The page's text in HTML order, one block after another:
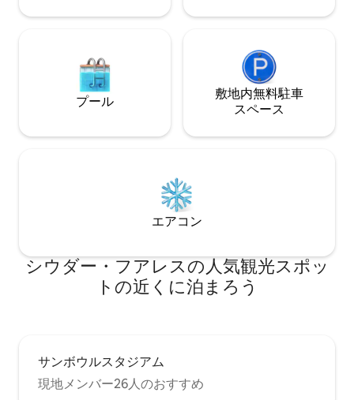
プール
敷地内無料駐⁠車
ス⁠ペ⁠ー⁠ス
エアコン
シウダー・フアレスの人気観光スポッ
トの近くに泊まろう
サンボウルスタジアム
現地メンバー26人のおすすめ